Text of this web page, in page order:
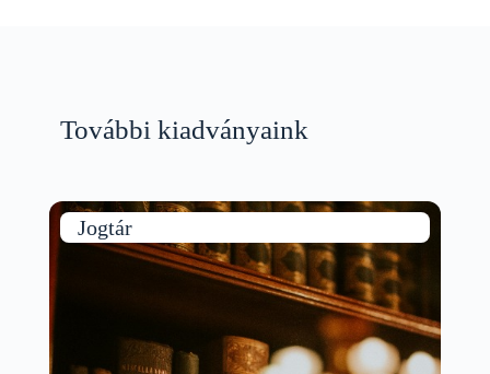
További kiadványaink
Jogtár